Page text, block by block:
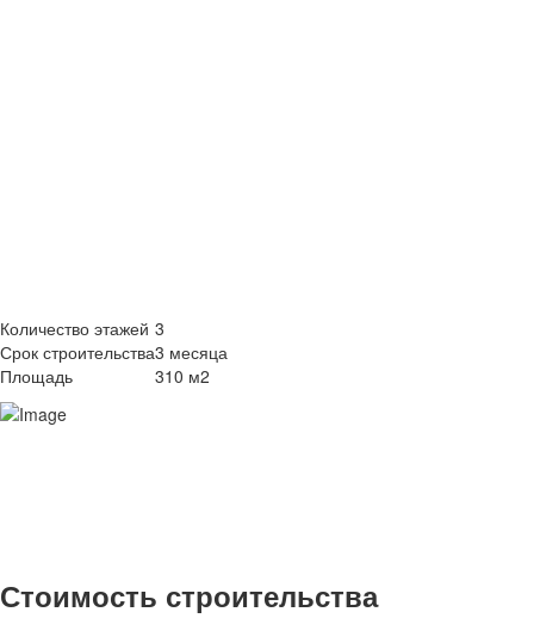
Количество этажей 3
Срок строительства3 месяца
Площадь
310 м2
Стоимость строительства